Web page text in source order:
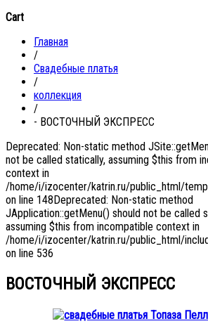
Cart
Главная
/
Свадебные платья
/
коллекция
/
- ВОСТОЧНЫЙ ЭКСПРЕСС
Deprecated: Non-static method
not be called statically, assuming $this from
context in
/home/i/izocenter/katrin.ru/public_html/
on line 148Deprecated: Non-static method
JApplication::getMenu() should not be called
assuming $this from incompatible context in
/home/i/izocenter/katrin.ru/public_html/
on line 536
ВОСТОЧНЫЙ ЭКСПРЕСС